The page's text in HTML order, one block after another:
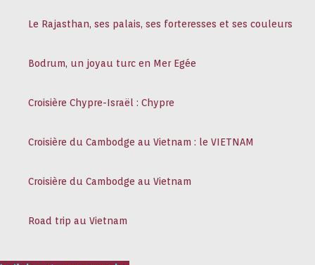
Bodrum, un joyau turc en Mer Egée
Croisière Chypre-Israël : Chypre
Croisière du Cambodge au Vietnam : le VIETNAM
Croisière du Cambodge au Vietnam
Road trip au Vietnam